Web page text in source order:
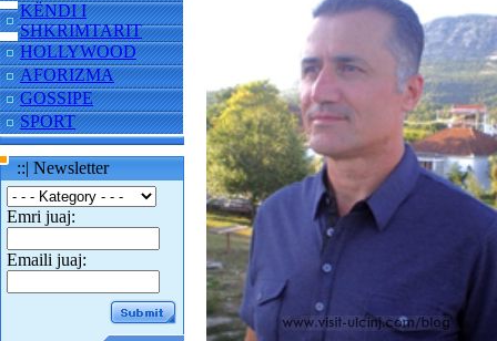
KËNDI I
SHKRIMTARIT
HOLLYWOOD
AFORIZMA
GOSSIPE
SPORT
::| Newsletter
Emri juaj:
Emaili juaj: